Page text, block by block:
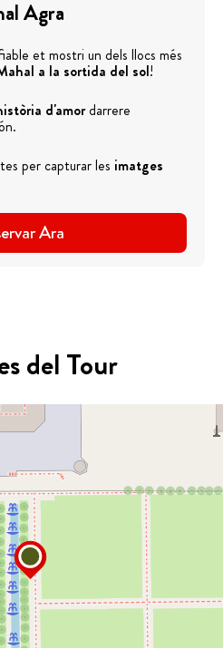
Agra
et mostri un dels llocs més
a la sortida del sol!
d'amordarrere
per capturar les imatges
Ara
del Tour